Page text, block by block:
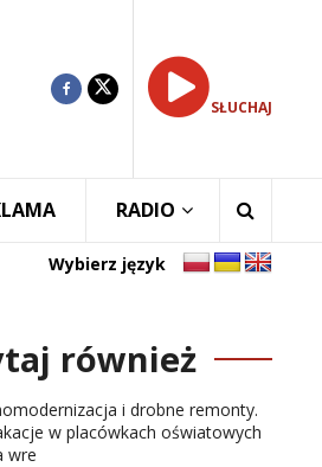
SŁUCHAJ
RADIO
Wybierz język
również
i drobne remonty.
w placówkach oświatowych
wre